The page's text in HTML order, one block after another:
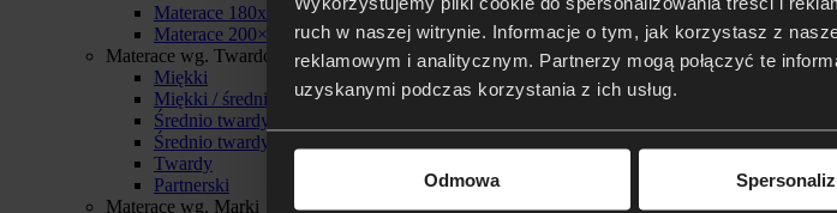
ruch w naszej witrynie. Informacje o tym, jak korzystasz z
reklamowym i analitycznym. Partnerzy mogą połączyć te
uzyskanymi podczas korzystania z ich usług.
Odmowa
Materace 180x200
Materace 200×200
Materace wg. Twardości
Miękki
Miękki / średnio twardy
Średnio twardy
Średnio twardy / twardy
Twardy
Partnerski
Materace wg. Marki